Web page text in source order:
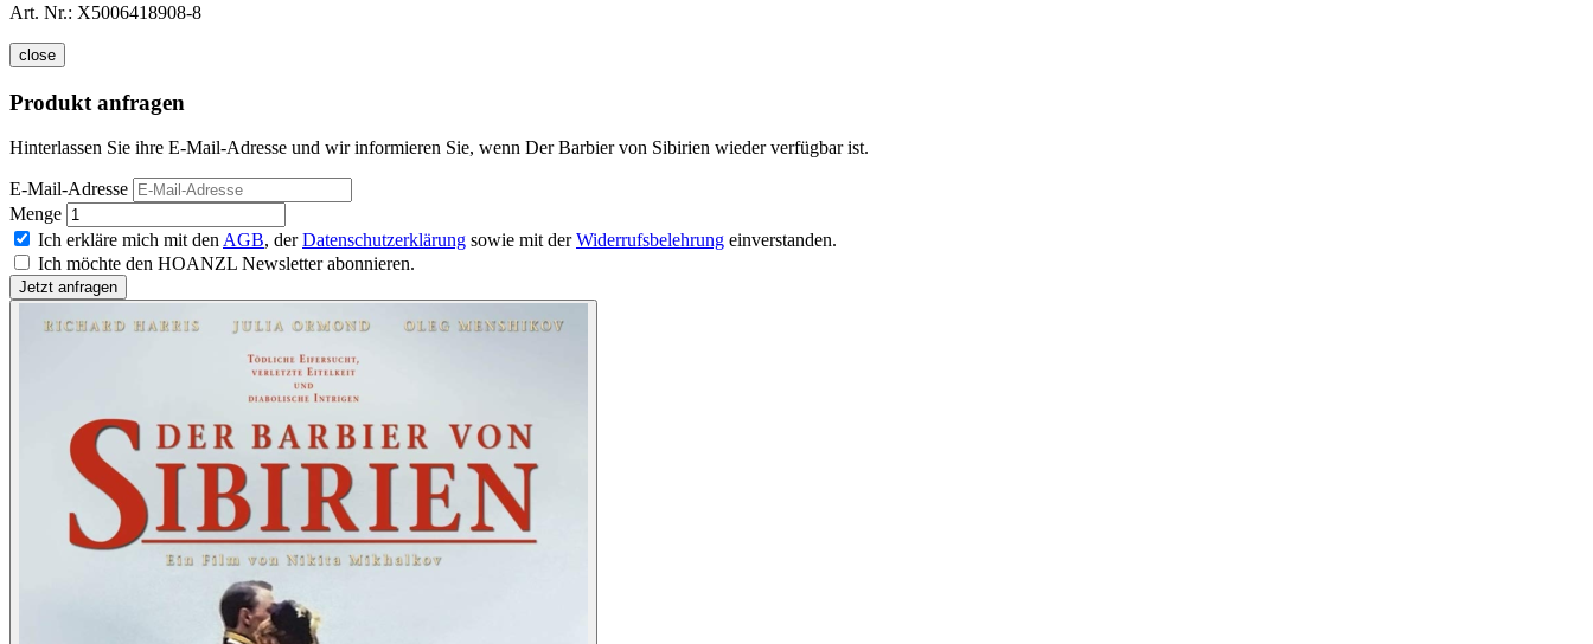
Art. Nr.: X5006418908-8
close
Produkt anfragen
Hinterlassen Sie ihre E-Mail-Adresse und wir informieren Sie, wenn Der Barbier von Sibirien wieder verfügbar ist.
E-Mail-Adresse
Menge
Ich erkläre mich mit den AGB, derDatenschutzerklärung sowie mit derWiderrufsbelehrung einverstanden.
Ich möchte den HOANZL Newsletter abonnieren.